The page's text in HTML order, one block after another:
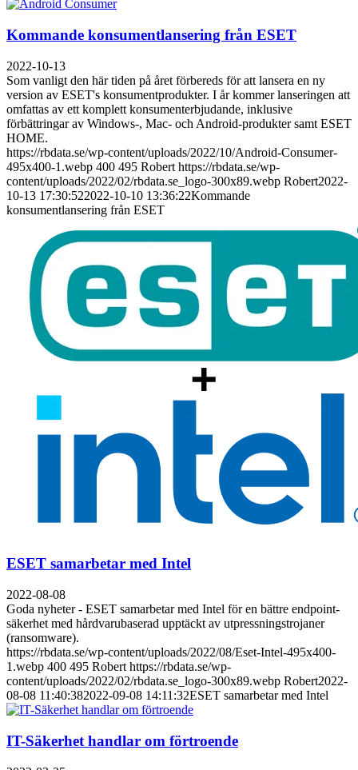
Kommande konsumentlansering från ESET
2022-10-13
Som vanligt den här tiden på året förbereds för att lansera en ny
version av ESET's konsumentprodukter. I år kommer lanseringen att
omfattas av ett komplett konsumenterbjudande, inklusive
förbättringar av Windows-, Mac- och Android-produkter samt ESET
HOME.
https://rbdata.se/wp-content/uploads/2022/10/Android-Consumer-
495x400-1.webp 400 495 Robert https://rbdata.se/wp-
content/uploads/2022/02/rbdata.se_logo-300x89.webp Robert2022-
10-13 17:30:522022-10-10 13:36:22Kommande
konsumentlansering från ESET
ESET samarbetar med Intel
2022-08-08
Goda nyheter - ESET samarbetar med Intel för en bättre endpoint-
säkerhet med hårdvarubaserad upptäckt av utpressningstrojaner
(ransomware).
https://rbdata.se/wp-content/uploads/2022/08/Eset-Intel-495x400-
1.webp 400 495 Robert https://rbdata.se/wp-
content/uploads/2022/02/rbdata.se_logo-300x89.webp Robert2022-
08-08 11:40:382022-09-08 14:11:32ESET samarbetar med Intel
IT-Säkerhet handlar om förtroende